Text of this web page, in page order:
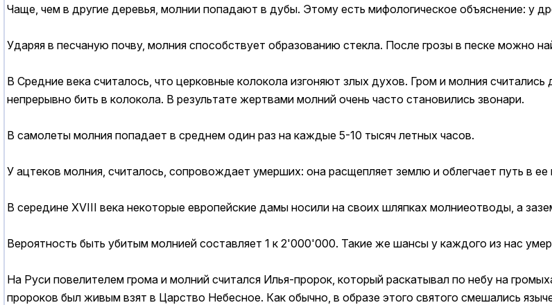
Чаще, чем в другие деревья, молнии попадают в дубы. Этому есть мифологическое объяснение: у
Ударяя в песчаную почву, молния способствует образованию стекла. После грозы в песке можно
В Средние века считалось, что церковные колокола изгоняют злых духов. Гром и молния
непрерывно бить в колокола. В результате жертвами молний очень часто становились звонари.
В самолеты молния попадает в среднем один раз на каждые 5-10 тысяч летных часов.
У ацтеков молния, считалось, сопровождает умерших: она расщепляет землю и облегчает путь в ее
В середине XVIII века некоторые европейские дамы носили на своих шляпках молниеотводы, а
Вероятность быть убитым молнией составляет 1 к 2'000'000. Такие же шансы у каждого из нас
На Руси повелителем грома и молний считался Илья-пророк, который раскатывал по небу на
пророков был живым взят в Царство Небесное. Как обычно, в образе этого святого смешались